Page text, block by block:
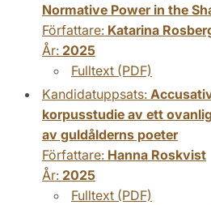
Normative Power in the
Författare: Katarina
År: 2025
Fulltext (PDF)
Kandidatuppsats:
korpusstudie av ett
av guldålderns poeter
Författare: Hanna Roskvist
År: 2025
Fulltext (PDF)